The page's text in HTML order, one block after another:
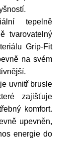
tepelně
tvarovatelný
Grip-Fit
na svém
uvnitř brusle
zajišťuje
komfort.
upevněn,
energie do